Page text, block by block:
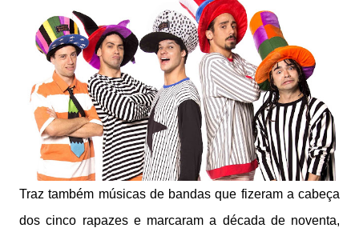
Traz também músicas de bandas que fizeram a cabeça
dos cinco rapazes e marcaram a década de noventa,